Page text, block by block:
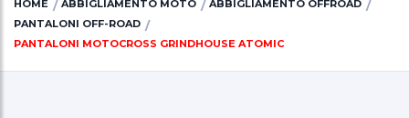
HOME ABBIGLIAMENTO MOTO
ABBIGLIAMENTO OFFROAD
PANTALONI OFF-ROAD
PANTALONI MOTOCROSS GRINDHOUSE ATOMIC